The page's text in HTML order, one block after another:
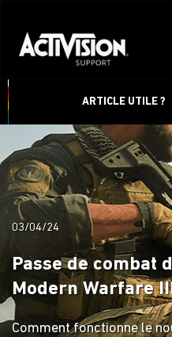
ARTICLE UTILE ?
03/04/24
Passe de combat
Modern Warfare
Comment fonctionne le